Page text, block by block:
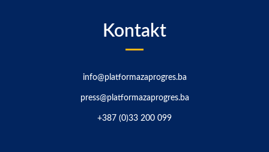
Kontakt
info@platformazaprogres.ba
press@platformazaprogres.ba
+387 (0)33 200 099